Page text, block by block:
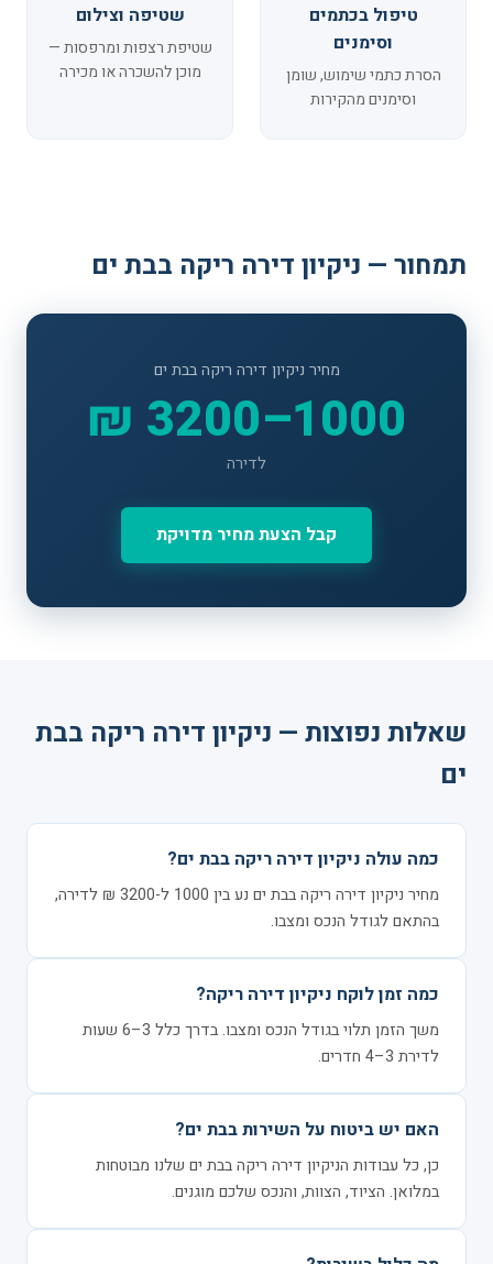
טיפול בכתמים
וסימנים
הסרת כתמי שימוש, שומן
וסימנים מהקירות
שטיפה וצילום
שטיפת רצפות ומרפסות —
מוכן להשכרה או מכירה
תמחור — ניקיון דירה ריקה בבת ים
מחיר ניקיון דירה ריקה בבת ים
1000–3200 ₪
לדירה
קבל הצעת מחיר מדויקת
שאלות נפוצות — ניקיון דירה ריקה בבת
ים
כמה עולה ניקיון דירה ריקה בבת ים?
מחיר ניקיון דירה ריקה בבת ים נע בין 1000 ל-3200 ₪ לדירה,
בהתאם לגודל הנכס ומצבו.
כמה זמן לוקח ניקיון דירה ריקה?
משך הזמן תלוי בגודל הנכס ומצבו. בדרך כלל 3–6 שעות
לדירת 3–4 חדרים.
האם יש ביטוח על השירות בבת ים?
כן, כל עבודות הניקיון דירה ריקה בבת ים שלנו מבוטחות
במלואן. הציוד, הצוות, והנכס שלכם מוגנים.